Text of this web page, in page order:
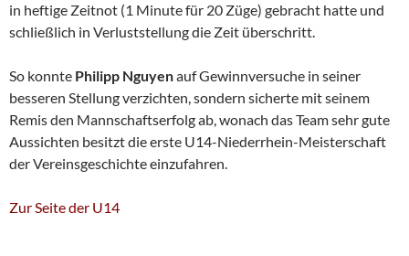
in heftige Zeitnot (1 Minute für 20 Züge) gebracht hatte und
schließlich in Verluststellung die Zeit überschritt.
So konnte Philipp Nguyenauf Gewinnversuche in seiner
besseren Stellung verzichten, sondern sicherte mit seinem
Remis den Mannschaftserfolg ab, wonach das Team sehr gute
Aussichten besitzt die erste U14-Niederrhein-Meisterschaft
der Vereinsgeschichte einzufahren.
Zur Seite der U14